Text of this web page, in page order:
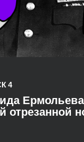
4
отрезанной